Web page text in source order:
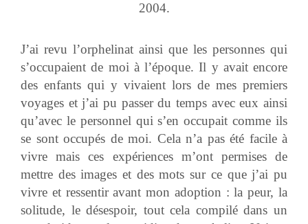
2004.
J’ai revu l’orphelinat ainsi que les personnes qui
s’occupaient de moi à l’époque. Il y avait encore
des enfants qui y vivaient lors de mes premiers
voyages et j’ai pu passer du temps avec eux ainsi
qu’avec le personnel qui s’en occupait comme ils
se sont occupés de moi. Cela n’a pas été facile à
vivre mais ces expériences m’ont permises de
mettre des images et des mots sur ce que j’ai pu
vivre et ressentir avant mon adoption : la peur, la
solitude, le désespoir, tout cela compilé dans un